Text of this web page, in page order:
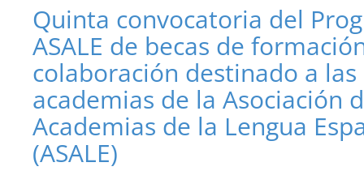
Quinta convocatoria del
ASALE de becas de
colaboración destinado a las
academias de la Asociación
Academias de la Lengua
(ASALE)